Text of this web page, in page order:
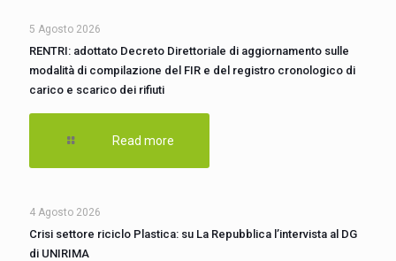
5 Agosto 2026
RENTRI: adottato Decreto Direttoriale di aggiornamento sulle
modalità di compilazione del FIR e del registro cronologico di
carico e scarico dei rifiuti
Read more
4 Agosto 2026
Crisi settore riciclo Plastica: su La Repubblica l’intervista al DG
di UNIRIMA